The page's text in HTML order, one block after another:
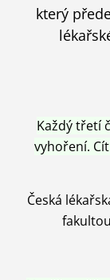
který
Každý třetí
vyhoření.
Česká